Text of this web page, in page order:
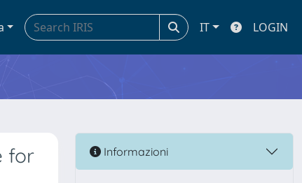
IT LOGIN
for
Informazioni